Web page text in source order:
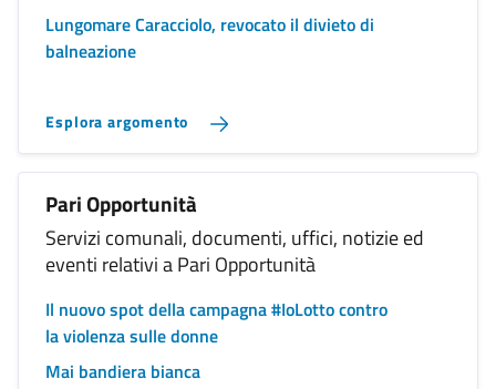
SECONDIGLIANO - FLOR DO CAFÈ)
S.p.A. da realizzare su struttura di proprietà
della società INWIT S.p.A. in Via Armando
sito: VIA DIAZ)
Lungomare Caracciolo, revocato il divieto di
balneazione
Esplora argomento
Pari Opportunità
Servizi comunali, documenti, uffici, notizie ed
eventi relativi a Pari Opportunità
Il nuovo spot della campagna #IoLotto contro
la violenza sulle donne
Mai bandiera bianca